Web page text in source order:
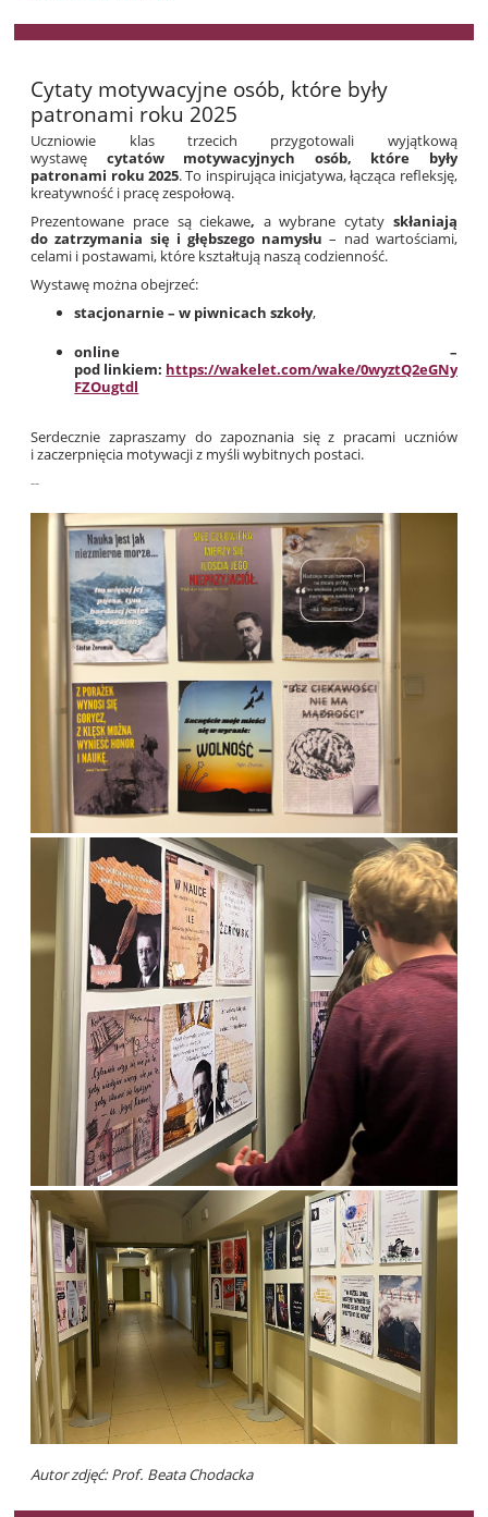
Cytaty motywacyjne osób, które były
patronami roku 2025
Uczniowie klas trzecich przygotowali wyjątkową
wystawę cytatów motywacyjnych osób, które były
patronami roku 2025. To inspirująca inicjatywa, łącząca refleksję,
kreatywność i pracę zespołową.
Prezentowane prace są ciekawe, a wybrane cytaty skłaniają
do zatrzymania się i głębszego namysłu – nad wartościami,
celami i postawami, które kształtują naszą codzienność.
Wystawę można obejrzeć:
stacjonarnie – w piwnicach szkoły,
online –
pod linkiem: https://wakelet.com/wake/0wyztQ2eGNy5-
FZOugtdl
Serdecznie zapraszamy do zapoznania się z pracami uczniów
i zaczerpnięcia motywacji z myśli wybitnych postaci.
--
Autor zdjęć: Prof. Beata Chodacka